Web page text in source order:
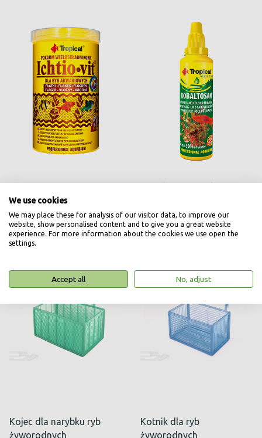
5,90
Kojec dla narybku ryb
żyworodnych
Kotnik dla ryb
żyworodnych
We use cookies
We may place these for analysis of our visitor data, to improve our
website, show personalised content and to give you a great website
experience. For more information about the cookies we use open the
settings.
Accept all No, adjust